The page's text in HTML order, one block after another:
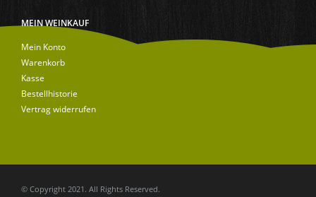
MEIN WEINKAUF
Mein Konto
Warenkorb
Kasse
Bestellhistorie
Vertrag widerrufen
© Copyright 2021. All Rights Reserved.